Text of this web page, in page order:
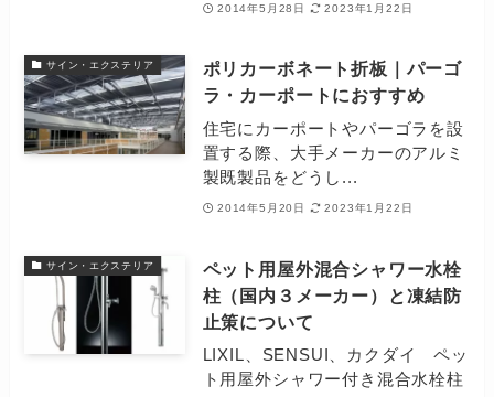
2014年5月28日 2023年1月22日
サイン・エクステリア
ポリカーボネート折板｜パーゴ
ラ・カーポートにおすすめ
住宅にカーポートやパーゴラを設
置する際、大手メーカーのアルミ
製既製品をどうし...
2014年5月20日 2023年1月22日
サイン・エクステリア
ペット用屋外混合シャワー水栓
柱（国内３メーカー）と凍結防
止策について
LIXIL、SENSUI、カクダイ ペッ
ト用屋外シャワー付き混合水栓柱